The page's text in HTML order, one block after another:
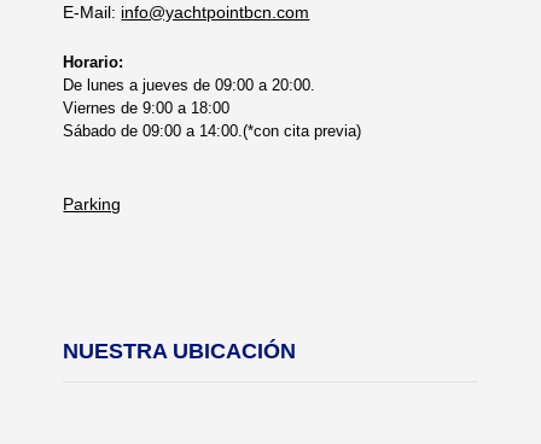
E-Mail: info@yachtpointbcn.com
Horario:
De lunes a jueves de 09:00 a 20:00.
Viernes de 9:00 a 18:00
Sábado de 09:00 a 14:00.(*con cita previa)
Parking
NUESTRA UBICACIÓN